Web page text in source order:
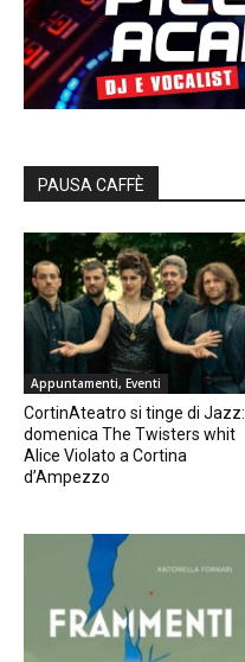
PAUSA CAFFÈ
Appuntamenti, Eventi
CortinAteatro si tinge di Jazz:
domenica The Twisters whit
Alice Violato a Cortina
d’Ampezzo